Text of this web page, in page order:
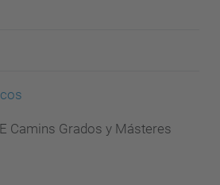
Camins Grados y Másteres